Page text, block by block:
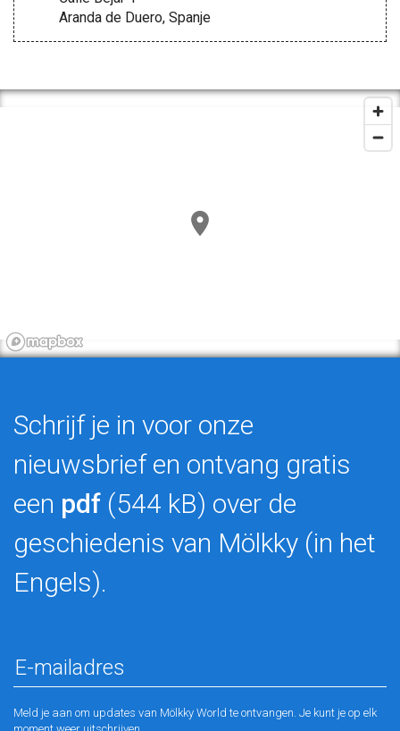
Aranda de Duero, Spanje
Schrijf je in voor onze
nieuwsbrief en ontvang gratis
een pdf (544 kB) over de
geschiedenis van Mölkky (in het
Engels).
Meld je aan om updates van Mölkky World te ontvangen. Je kunt je op elk